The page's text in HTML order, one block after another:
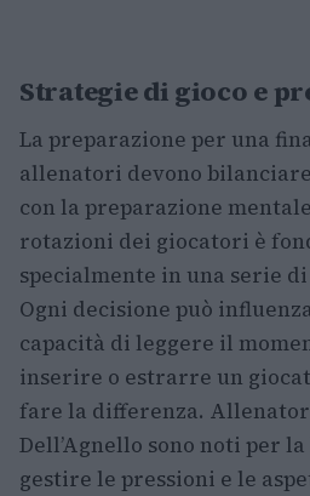
Strategie di gioco e
La preparazione per una
allenatori devono
con la preparazione
rotazioni dei giocatori è
specialmente in una serie
Ogni decisione può
capacità di leggere il
inserire o estrarre un
fare la differenza.
Dell’Agnello sono noti per
gestire le pressioni e le